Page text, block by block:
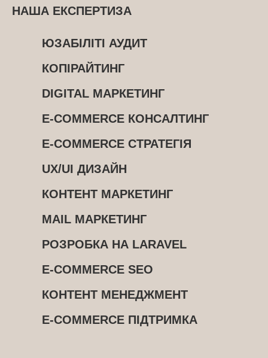
НАША ЕКСПЕРТИЗА
ЮЗАБІЛІТІ АУДИТ
КОПІРАЙТИНГ
DIGITAL МАРКЕТИНГ
E-COMMERCE КОНСАЛТИНГ
E-COMMERCE СТРАТЕГІЯ
UX/UI ДИЗАЙН
КОНТЕНТ МАРКЕТИНГ
MAIL МАРКЕТИНГ
РОЗРОБКА НА LARAVEL
E-COMMERCE SEO
КОНТЕНТ МЕНЕДЖМЕНТ
E-COMMERCE ПІДТРИМКА